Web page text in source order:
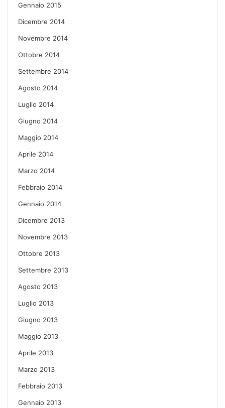
Gennaio 2015
Dicembre 2014
Novembre 2014
Ottobre 2014
Settembre 2014
Agosto 2014
Luglio 2014
Giugno 2014
Maggio 2014
Aprile 2014
Marzo 2014
Febbraio 2014
Gennaio 2014
Dicembre 2013
Novembre 2013
Ottobre 2013
Settembre 2013
Agosto 2013
Luglio 2013
Giugno 2013
Maggio 2013
Aprile 2013
Marzo 2013
Febbraio 2013
Gennaio 2013